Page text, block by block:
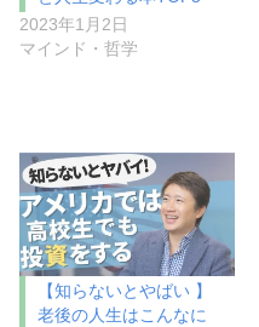
2023年1月2日
マインド・哲学
【知らないとやばい 】
老後の人生はこんなに